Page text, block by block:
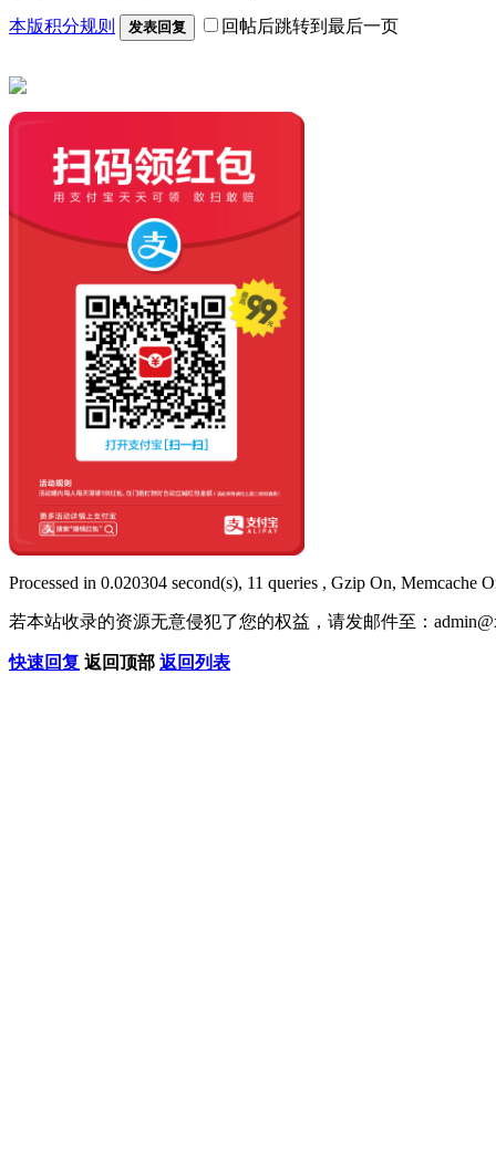
本版积分规则 发表回复 回帖后跳转到最后一页
Processed in 0.020304 second(s), 11 queries , Gzip On, Memcache
若本站收录的资源无意侵犯了您的权益，请发邮件至：
快速回复 返回顶部 返回列表